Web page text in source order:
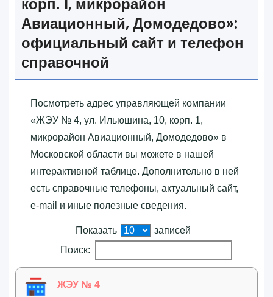
Авиационный, Домодедово»‎:
официальный сайт и телефон
справочной
Посмотреть адрес управляющей компании
«‎ЖЭУ № 4, ул. Ильюшина, 10, корп. 1,
микрорайон Авиационный, Домодедово»‎ в
Московской области вы можете в нашей
интерактивной таблице. Дополнительно в ней
есть справочные телефоны, актуальный сайт,
e-mail и иные полезные сведения.
Показать
записей
Поиск:
ЖЭУ № 4